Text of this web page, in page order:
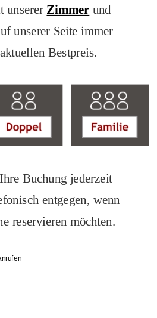
unserer Zimmer und
unserer Seite immer
Bestpreis.
Buchung jederzeit
entgegen, wenn
reservieren möchten.